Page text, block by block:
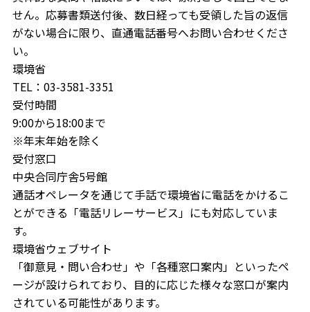
せん。応募書類送付後、数日経っても受領した旨の返信
がない場合に限り、直通電話番号へお問い合わせくださ
い。
環境省
TEL：03-3581-3351
受付時間
9:00から18:00まで
※年末年始を除く
受付窓口
中央合同庁舎5号館
通話オペレータを通じて手話で環境省に電話をかけるこ
とができる「電話リレーサービス」にも対応していま
す。
環境省ウェブサイト
「御意見・問い合わせ」や「各種窓口案内」といったペ
ージが設けられており、目的に応じた様々な窓口が案内
されている可能性があります。